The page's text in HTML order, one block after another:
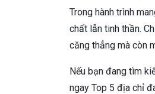
Trong hành trình
chất lẫn tinh thần.
căng thẳng mà còn
Nếu bạn đang tìm
ngay Top 5 địa chỉ